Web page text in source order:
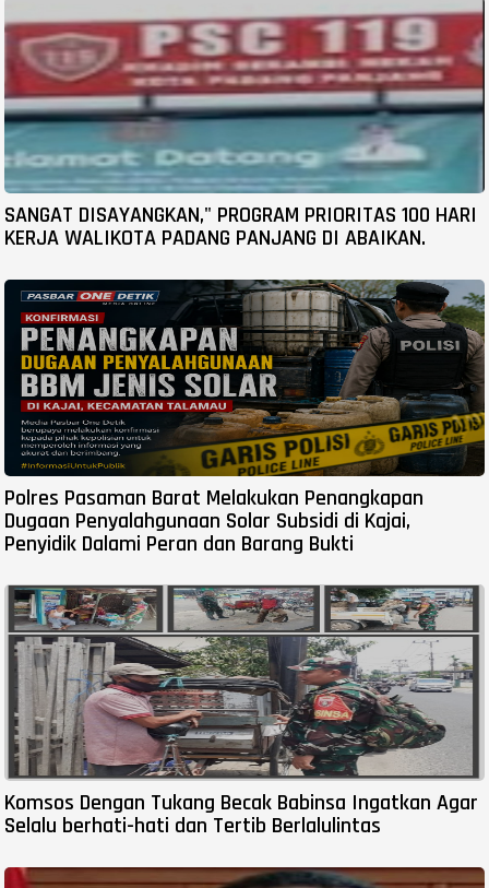
SANGAT DISAYANGKAN," PROGRAM PRIORITAS 100 HARI
KERJA WALIKOTA PADANG PANJANG DI ABAIKAN.
Polres Pasaman Barat Melakukan Penangkapan
Dugaan Penyalahgunaan Solar Subsidi di Kajai,
Penyidik Dalami Peran dan Barang Bukti
Komsos Dengan Tukang Becak Babinsa Ingatkan Agar
Selalu berhati-hati dan Tertib Berlalulintas